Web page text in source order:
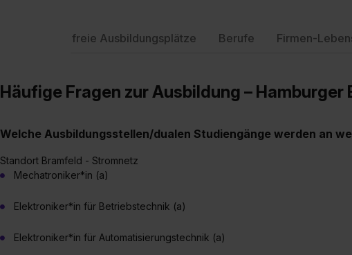
freie Ausbildungsplätze Berufe Firmen-
Häufige Fragen zur Ausbildung – Hamburger
Welche Ausbildungsstellen/dualen Studiengänge werden an
Standort Bramfeld - Stromnetz
Mechatroniker*in (a)
Elektroniker*in für Betriebstechnik (a)
Elektroniker*in für Automatisierungstechnik (a)